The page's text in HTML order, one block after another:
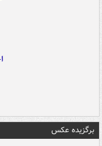
برگزیده عکس